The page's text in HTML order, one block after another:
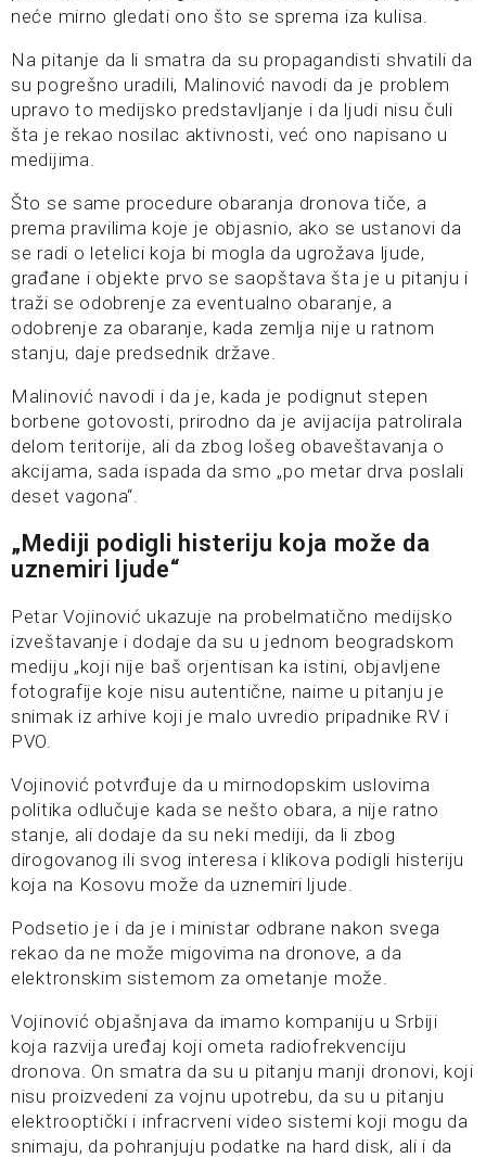
neće mirno gledati ono što se sprema iza kulisa.
Na pitanje da li smatra da su propagandisti shvatili da
su pogrešno uradili, Malinović navodi da je problem
upravo to medijsko predstavljanje i da ljudi nisu čuli
šta je rekao nosilac aktivnosti, već ono napisano u
medijima.
Što se same procedure obaranja dronova tiče, a
prema pravilima koje je objasnio, ako se ustanovi da
se radi o letelici koja bi mogla da ugrožava ljude,
građane i objekte prvo se saopštava šta je u pitanju i
traži se odobrenje za eventualno obaranje, a
odobrenje za obaranje, kada zemlja nije u ratnom
stanju, daje predsednik države.
Malinović navodi i da je, kada je podignut stepen
borbene gotovosti, prirodno da je avijacija patrolirala
delom teritorije, ali da zbog lošeg obaveštavanja o
akcijama, sada ispada da smo „po metar drva poslali
deset vagona“.
„Mediji podigli histeriju koja može da
uznemiri ljude“
Petar Vojinović ukazuje na probelmatično medijsko
izveštavanje i dodaje da su u jednom beogradskom
mediju „koji nije baš orjentisan ka istini, objavljene
fotografije koje nisu autentične, naime u pitanju je
snimak iz arhive koji je malo uvredio pripadnike RV i
PVO.
Vojinović potvrđuje da u mirnodopskim uslovima
politika odlučuje kada se nešto obara, a nije ratno
stanje, ali dodaje da su neki mediji, da li zbog
dirogovanog ili svog interesa i klikova podigli histeriju
koja na Kosovu može da uznemiri ljude.
Podsetio je i da je i ministar odbrane nakon svega
rekao da ne može migovima na dronove, a da
elektronskim sistemom za ometanje može.
Vojinović objašnjava da imamo kompaniju u Srbiji
koja razvija uređaj koji ometa radiofrekvenciju
dronova. On smatra da su u pitanju manji dronovi, koji
nisu proizvedeni za vojnu upotrebu, da su u pitanju
elektrooptički i infracrveni video sistemi koji mogu da
snimaju, da pohranjuju podatke na hard disk, ali i da